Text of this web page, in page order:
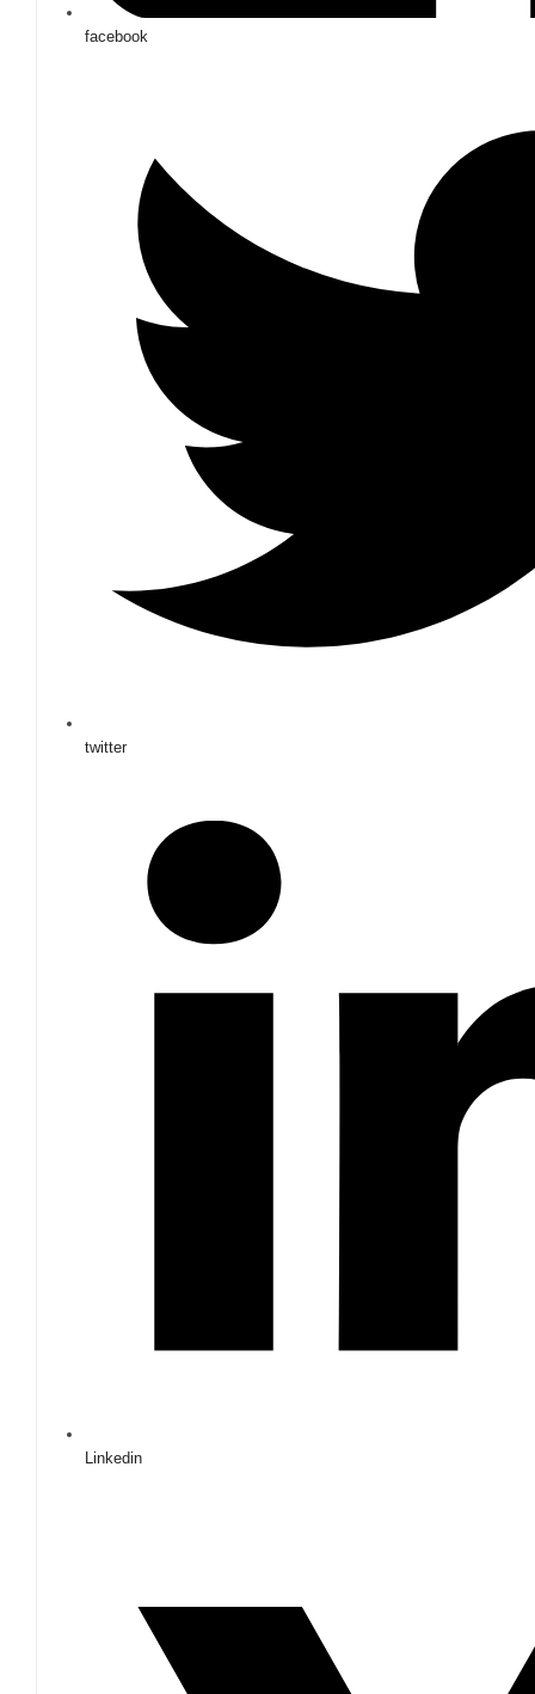
facebook
twitter
Linkedin